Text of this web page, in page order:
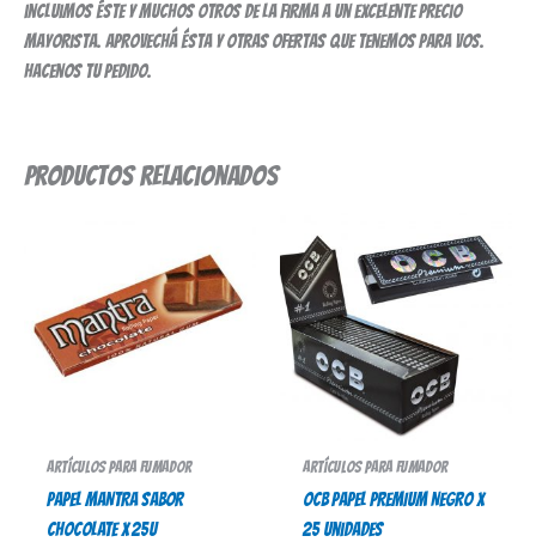
incluimos éste y muchos otros de la firma a un excelente precio
mayorista. Aprovechá ésta y otras ofertas que tenemos para vos.
Hacenos tu pedido.
Productos relacionados
Artículos para fumador
PAPEL MANTRA SABOR
CHOCOLATE X 25U
Artículos para fumador
OCB PAPEL PREMIUM NEGRO X
25 Unidades